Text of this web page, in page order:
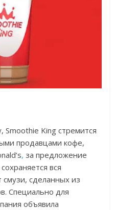
Smoothie King стремится
продавцами кофе,
, за предложение
вся
смузи, сделанных из
Специально для
объявила